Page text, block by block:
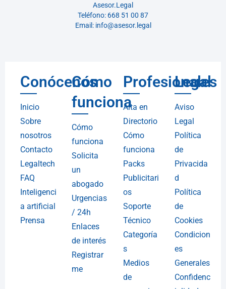
Asesor.Legal
Teléfono: 668 51 00 87
Email: info@asesor.legal
Conócenos
Inicio
Sobre
nosotros
Contacto
Legaltech
FAQ
Inteligenci
a artificial
Prensa
Cómo
funciona
Cómo
funciona
Solicita
un
abogado
Urgencias
/ 24h
Enlaces
de interés
Registrar
me
Profesionales
Alta en
Directorio
Cómo
funciona
Packs
Publicitari
os
Soporte
Técnico
Categoría
s
Medios
de
Legal
Aviso
Legal
Política
de
Privacida
d
Política
de
Cookies
Condicion
es
Generales
Confidenc